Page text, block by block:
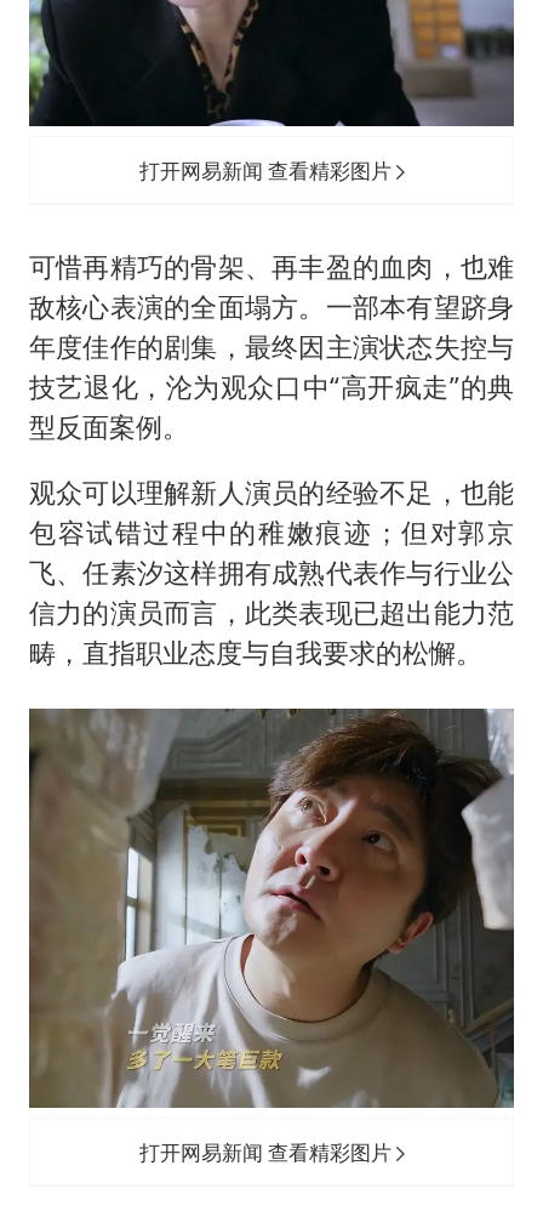
打开网易新闻 查看精彩图片
可惜再精巧的骨架、再丰盈的血肉，也难
敌核心表演的全面塌方。一部本有望跻身
年度佳作的剧集，最终因主演状态失控与
技艺退化，沦为观众口中“高开疯走”的典
型反面案例。
观众可以理解新人演员的经验不足，也能
包容试错过程中的稚嫩痕迹；但对郭京
飞、任素汐这样拥有成熟代表作与行业公
信力的演员而言，此类表现已超出能力范
畴，直指职业态度与自我要求的松懈。
打开网易新闻 查看精彩图片